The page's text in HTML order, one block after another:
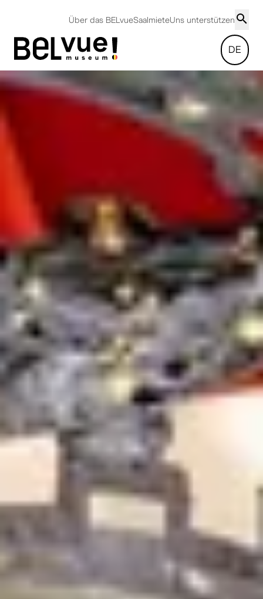
Über das BELvueSaalmieteUns unterstützen
DE